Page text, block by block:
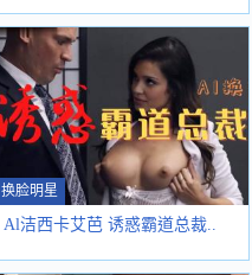
换脸明星
Al洁西卡艾芭 诱惑霸道总裁..